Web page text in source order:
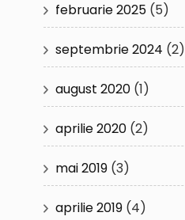
februarie 2025(5)
septembrie 2024 (2)
august 2020(1)
aprilie 2020(2)
mai 2019(3)
aprilie 2019(4)